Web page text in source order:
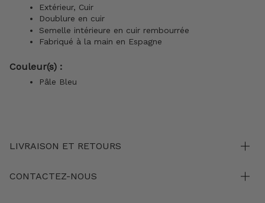
Extérieur, Cuir
Doublure en cuir
Semelle intérieure en cuir rembourrée
Fabriqué à la main en Espagne
Couleur(s) :
Pâle Bleu
LIVRAISON ET RETOURS
CONTACTEZ-NOUS